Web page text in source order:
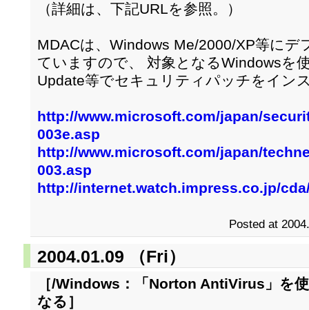
（詳細は、下記URLを参照。）
MDACは、Windows Me/2000/XP等に
ていますので、 対象となるWindowsを
Update等でセキュリティパッチをイン
http://www.microsoft.com/japan/
003e.asp
http://www.microsoft.com/japan/
003.asp
http://internet.watch.impress.co.jp/
Posted at
2004.01.09 （Fri）
［/Windows：
「Norton AntiVirus」を
なる ］